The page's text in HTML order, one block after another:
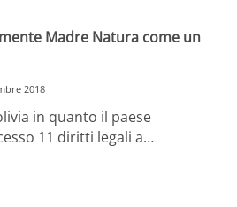
Madre Natura come un
2018
in quanto il paese
11 diritti legali a…